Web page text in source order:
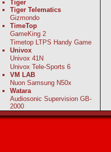
Tiger
Tiger Telematics
Gizmondo
TimeTop
GameKing 2
Timetop LTPS Handy Game
Univox
Univox 41N
Univox Tele-Sports 6
VM LAB
Nuon Samsung N50x
Watara
Audiosonic Supervision GB-
2000